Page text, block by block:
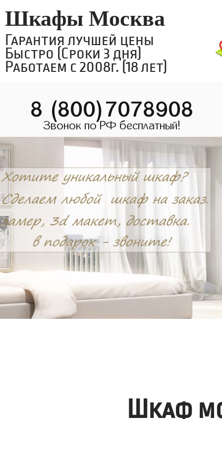
Шкафы Москва
Гарантия лучшей цены
Быстро (Сроки 3 дня)
Работаем с 2008г. (18 лет)
8 (800)7078908
Звонок по РФ бесплатный!
Шкаф